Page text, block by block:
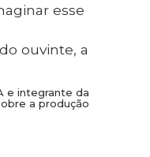
esse
ouvinte, a
e integrante da
a produção